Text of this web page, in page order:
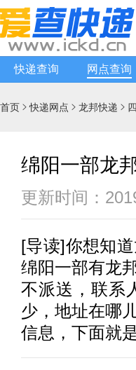
快递查询 网点查询
首页 快递网点  龙邦快递 
绵阳一部龙
更新时间：
[导读]你想知道
绵阳一部有龙
不派送，联系
少，地址在哪
信息，下面就